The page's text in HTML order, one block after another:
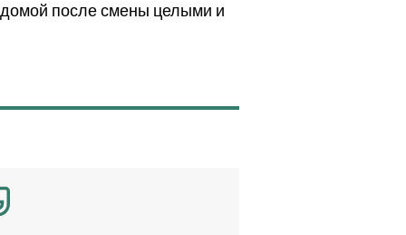
после смены целыми и